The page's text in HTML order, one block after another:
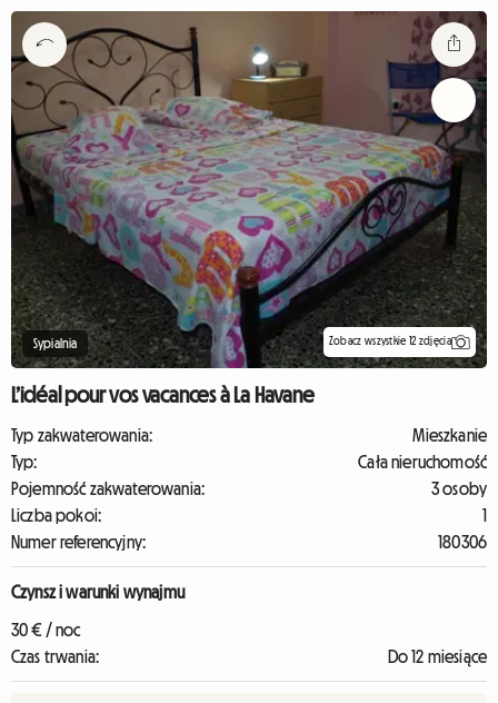
Sypialnia Zobacz wszystkie 12 zdjęcia
L’idéal pour vos vacances à La Havane
Typ zakwaterowania:
Mieszkanie
Typ:
Cała nieruchomość
Pojemność zakwaterowania:
3 osoby
Liczba pokoi:
1
Numer referencyjny:
180306
Czynsz i warunki wynajmu
30 € / noc
Czas trwania:
Do 12 miesiące